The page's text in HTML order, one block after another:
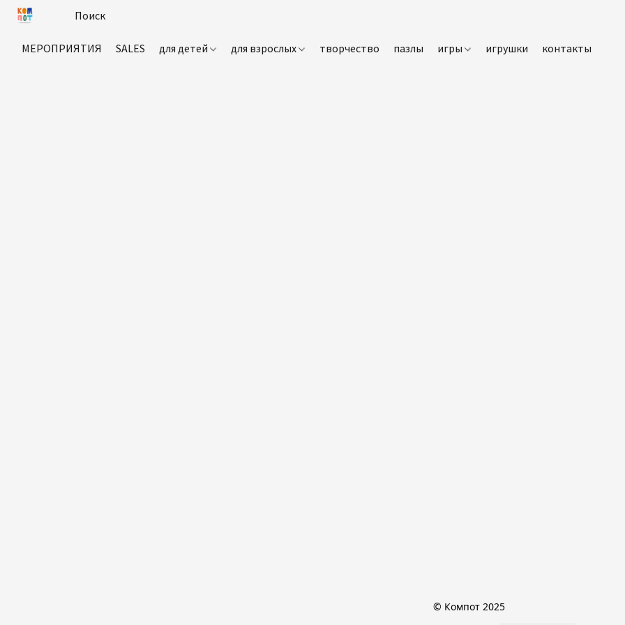
МЕРОПРИЯТИЯ SALES для детей для взрослых творчество пазлы игры игрушки контакты
© Компот 2025